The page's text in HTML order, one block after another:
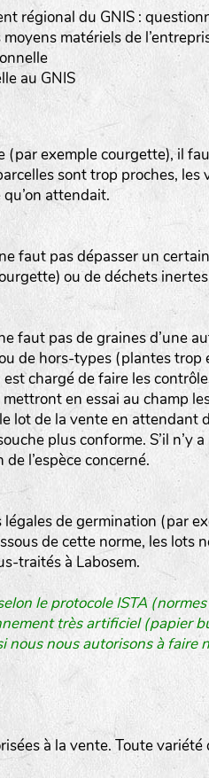
rheinau.ch
régional du GNIS :
matériels de
au GNIS
exemple courgette), il
sont trop proches, les
attendait.
faut pas dépasser un
ou de déchets
faut pas de graines d’une
de hors-types (plantes trop
chargé de faire les
en essai au champ
lot de la vente en attendant
plus conforme. S’il n’y
l’espèce concerné.
de germination (par
de cette norme, les lots
traités à Labosem.
le protocole ISTA
très artificiel (papier
nous autorisons à faire
à la vente. Toute variété